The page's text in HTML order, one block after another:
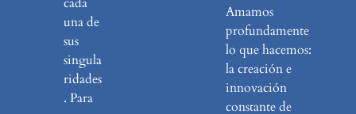
una de
sus
singula
ridades
. Para
Amamos
profundamente
lo que hacemos:
la creación e
innovación
constante de